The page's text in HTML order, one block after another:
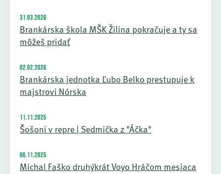
31.03.2026
Brankárska škola MŠK Žilina pokračuje a ty sa
môžeš pridať
02.02.2026
Brankárska jednotka Ľubo Belko prestupuje k
majstrovi Nórska
11.11.2025
Šošoni v repre | Sedmička z "Áčka"
06.11.2025
Michal Faško druhýkrát Voyo Hráčom mesiaca